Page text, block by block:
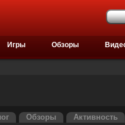
Игры Обзоры
Обзоры Активность